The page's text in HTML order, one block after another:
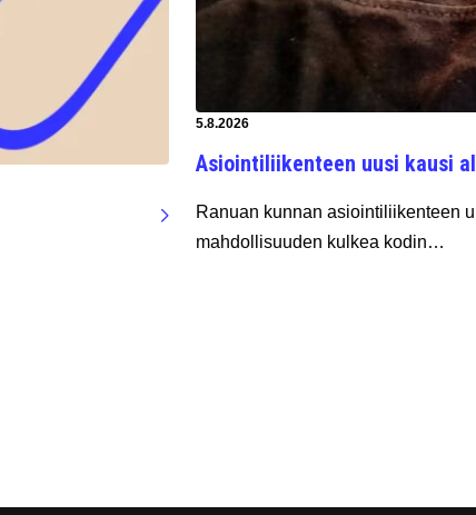
Artikkeli luotu:
5.8.2026
Asiointiliikenteen uusi kausi
Ranuan kunnan asiointiliikenteen
mahdollisuuden kulkea kodin…